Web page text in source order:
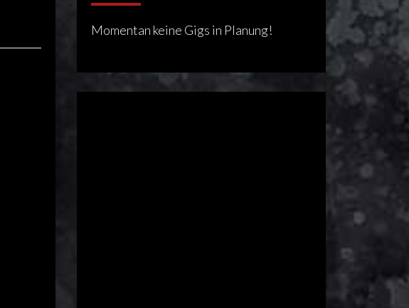
Momentan keine Gigs in Planung!